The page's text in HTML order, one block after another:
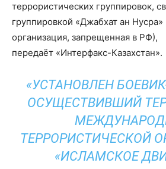
террористических группировок,
группировкой «Джабхат ан
организация, запрещенная в РФ),
передаёт «Интерфакс-Казахстан».
«УСТАНОВЛЕН
ОСУЩЕСТВИВШИЙ
ТЕРРОРИСТИЧЕСКОЙ
«ИСЛАМСКОЕ